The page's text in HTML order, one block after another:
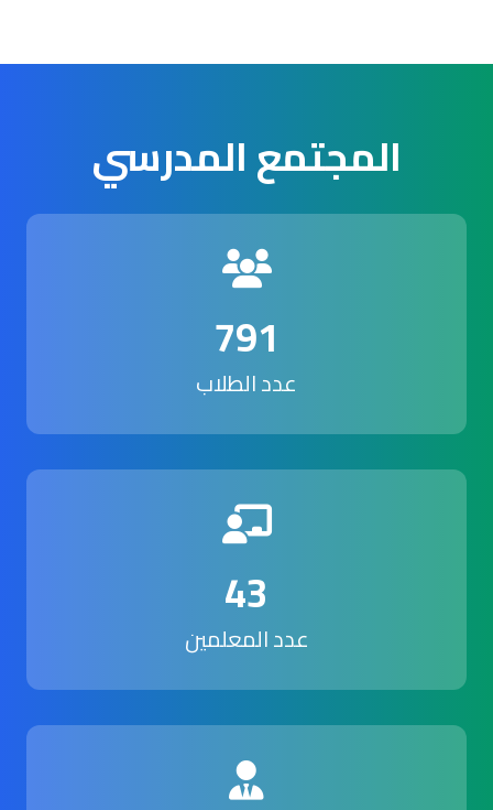
المجتمع المدرسي
791
عدد الطلاب
43
عدد المعلمين